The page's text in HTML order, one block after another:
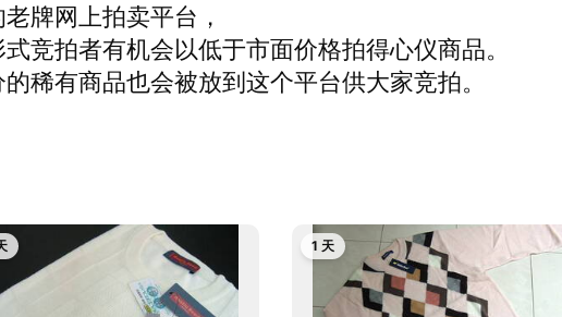
老牌网上拍卖平台，
竞拍者有机会以低于市面价格拍得心仪商品。
稀有商品也会被放到这个平台供大家竞拍。
1 天